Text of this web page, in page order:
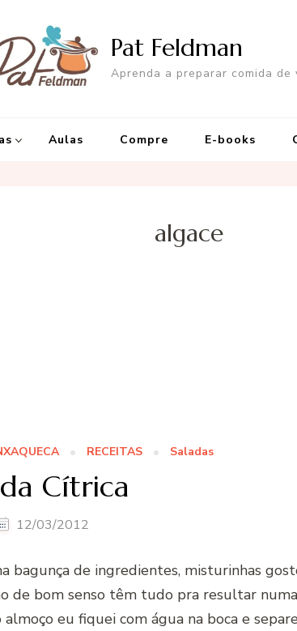
Pat Feldman
Aprenda a preparar comida de
Aulas Compre E-books
algace
RECEITAS Saladas
Cítrica
12/03/2012
bagunça de ingredientes, misturinhas
de bom senso têm tudo pra resultar
eu fiquei com água na boca e